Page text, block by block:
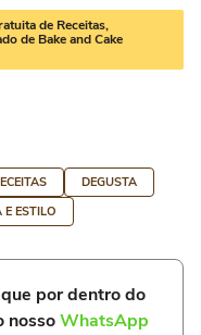
de Receitas,
de Bake and Cake
DEGUSTA
E ESTILO
por dentro do
nossoWhatsApp